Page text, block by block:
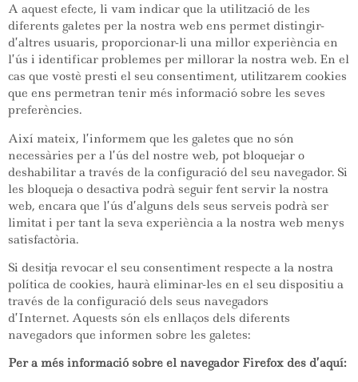
A aquest efecte, li vam indicar que la utilització de les
diferents galetes per la nostra web ens permet distingir-
d’altres usuaris, proporcionar-li una millor experiència en
l’ús i identificar problemes per millorar la nostra web. En el
cas que vostè presti el seu consentiment, utilitzarem cookies
que ens permetran tenir més informació sobre les seves
preferències.
Així mateix, l’informem que les galetes que no són
necessàries per a l’ús del nostre web, pot bloquejar o
deshabilitar a través de la configuració del seu navegador. Si
les bloqueja o desactiva podrà seguir fent servir la nostra
web, encara que l’ús d’alguns dels seus serveis podrà ser
limitat i per tant la seva experiència a la nostra web menys
satisfactòria.
Si desitja revocar el seu consentiment respecte a la nostra
política de cookies, haurà eliminar-les en el seu dispositiu a
través de la configuració dels seus navegadors
d’Internet. Aquests són els enllaços dels diferents
navegadors que informen sobre les galetes:
Per a més informació sobre el navegador Firefox des d’aquí: